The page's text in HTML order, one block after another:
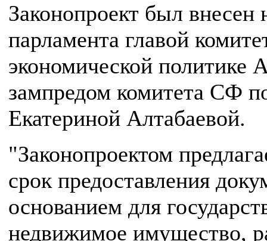
Законопроект был внесен
парламента главой
экономической политике
зампредом комитета СФ
Екатериной Алтабаевой.
"Законопроектом
срок предоставления
основанием для
недвижимое имущество,